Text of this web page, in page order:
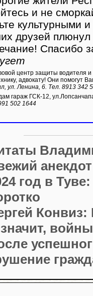
и не
культурными
друзей
Спасибо
центр защиты водителя
адвокату! Они помогут
ул. Ленина, 6. Тел. 8913 342
гараж ГСК-12,
502 1644
анекдот
год в